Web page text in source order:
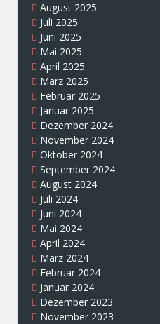
August 2025
Juli 2025
Juni 2025
Mai 2025
April 2025
März 2025
Februar 2025
Januar 2025
Dezember 2024
November 2024
Oktober 2024
September 2024
August 2024
Juli 2024
Juni 2024
Mai 2024
April 2024
März 2024
Februar 2024
Januar 2024
Dezember 2023
November 2023